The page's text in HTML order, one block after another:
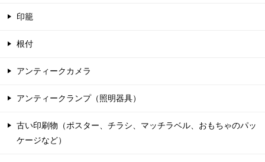
印籠
根付
アンティークカメラ
アンティークランプ（照明器具）
古い印刷物（ポスター、チラシ、マッチラベル、おもちゃのパッ
ケージなど）